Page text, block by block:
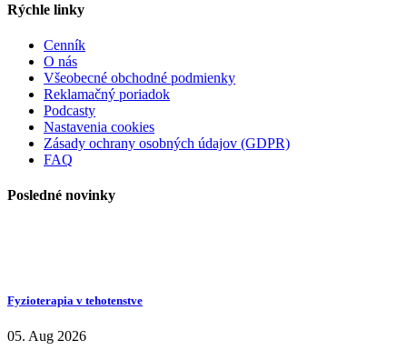
Rýchle linky
Cenník
O nás
Všeobecné obchodné podmienky
Reklamačný poriadok
Podcasty
Nastavenia cookies
Zásady ochrany osobných údajov (GDPR)
FAQ
Posledné novinky
Fyzioterapia v tehotenstve
05. Aug 2026